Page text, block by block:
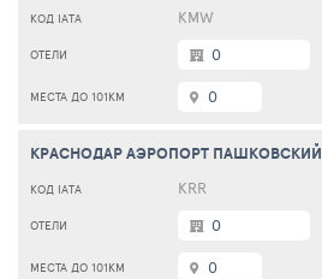
KMW
0
0
КРАСНОДАР АЭРОПОРТ ПАШКОВСКИЙ
KRR
0
0